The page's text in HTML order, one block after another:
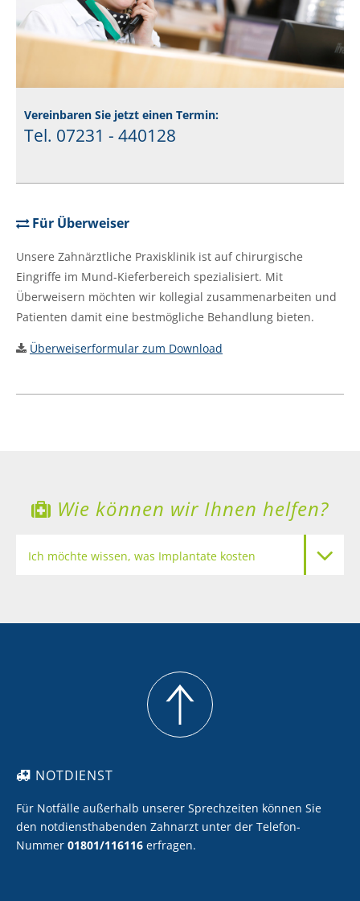
Vereinbaren Sie jetzt einen Termin:
Tel. 07231 - 440128
Für Überweiser
Unsere Zahnärztliche Praxisklinik ist auf chirurgische
Eingriffe im Mund-Kieferbereich spezialisiert. Mit
Überweisern möchten wir kollegial zusammenarbeiten und
Patienten damit eine bestmögliche Behandlung bieten.
Überweiserformular zum Download
Wie können wir Ihnen helfen?
Ich möchte wissen, was Implantate kosten
Ich möchte eine professionelle Zahnreinigung
NOTDIENST
Für Notfälle außerhalb unserer Sprechzeiten können Sie
den notdiensthabenden Zahnarzt unter der Telefon-
Nummer 01801/116116 erfragen.